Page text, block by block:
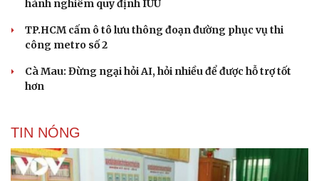
hành nghiêm quy định IUU
TP.HCM cấm ô tô lưu thông đoạn đường phục vụ thi
công metro số 2
Cà Mau: Đừng ngại hỏi AI, hỏi nhiều để được hỗ trợ tốt
hơn
TIN NÓNG